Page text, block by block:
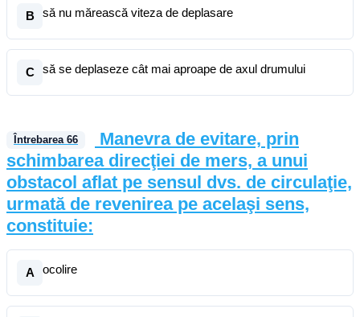
B să nu mărească viteza de deplasare
C să se deplaseze cât mai aproape de axul drumului
Întrebarea 66
Manevra de evitare, prin
schimbarea direcţiei de mers, a unui
obstacol aflat pe sensul dvs. de circulaţie,
urmată de revenirea pe acelaşi sens,
constituie:
A ocolire